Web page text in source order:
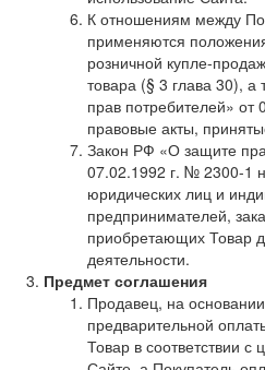
К отношениям между
применяются
розничной купле-
товара (§ 3 глава 30),
прав потребителей»
правовые акты,
Закон РФ «О защите
07.02.1992 г. № 2300-1
юридических лиц и
предпринимателей,
приобретающих Товар
деятельности.
Предмет соглашения
Продавец, на
предварительной
Товар в соответствии